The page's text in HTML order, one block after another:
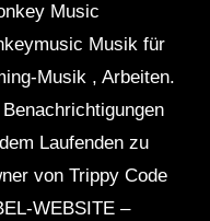
Music
Musik für
Musik , Arbeiten.
Laufenden zu
von Trippy Code
WEBSITE –